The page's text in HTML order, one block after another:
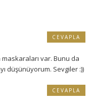
var. Bunu da
düşünüyorum. Sevgiler :))
CEVAPLA
CEVAPLA